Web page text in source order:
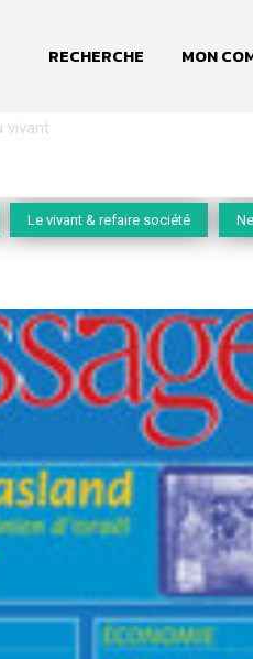
RECHERCHE MON
Le vivant & refaire société